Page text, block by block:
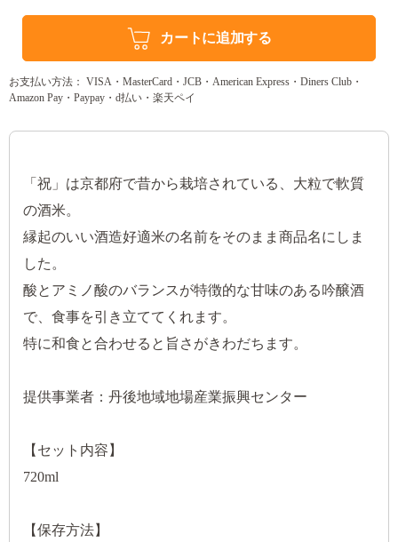
カートに追加する
お支払い方法： VISA・MasterCard・JCB・American Express・Diners Club・
Amazon Pay・Paypay・d払い・楽天ペイ
「祝」は京都府で昔から栽培されている、大粒で軟質
の酒米。
縁起のいい酒造好適米の名前をそのまま商品名にしま
した。
酸とアミノ酸のバランスが特徴的な甘味のある吟醸酒
で、食事を引き立ててくれます。
特に和食と合わせると旨さがきわだちます。
提供事業者：丹後地域地場産業振興センター
【セット内容】
720ml
【保存方法】